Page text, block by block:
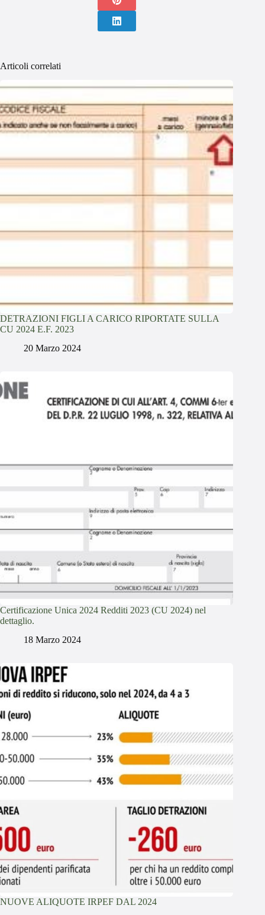
Articoli correlati
DETRAZIONI FIGLI A CARICO RIPORTATE SULLA
CU 2024 E.F. 2023
20 Marzo 2024
Certificazione Unica 2024 Redditi 2023 (CU 2024) nel
dettaglio.
18 Marzo 2024
NUOVE ALIQUOTE IRPEF DAL 2024